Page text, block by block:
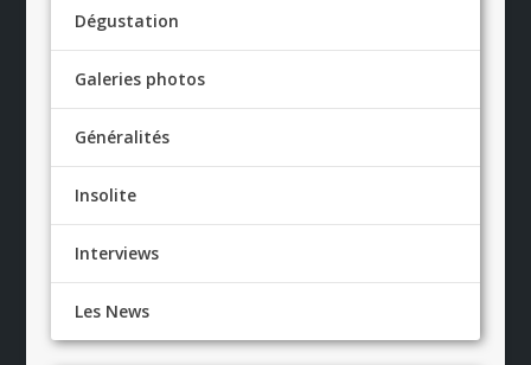
Dégustation
Galeries photos
Généralités
Insolite
Interviews
Les News